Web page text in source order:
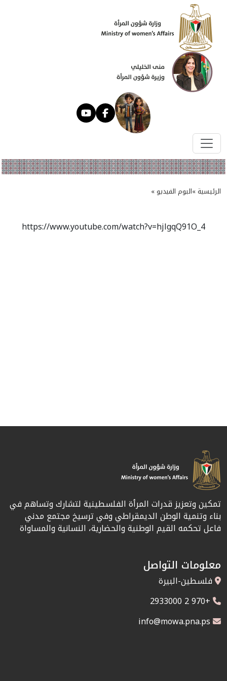
الرئيسية »البوم الفيديو »
https://www.youtube.com/watch?v=hjlgqQ91O_4
تمكين وتعزيز قدرات المرأة الفلسطينية لتشارك وتساهم في
بناء وتنمية الوطن الديمقراطي وفي ترسيخ مجتمع مدني
فاعل تحكمه القيم الوطنية والحضارية، النسانية والمساواة
معلومات التواصل
فلسطين-البيرة
+970 2 2933000
info@mowa.pna.ps